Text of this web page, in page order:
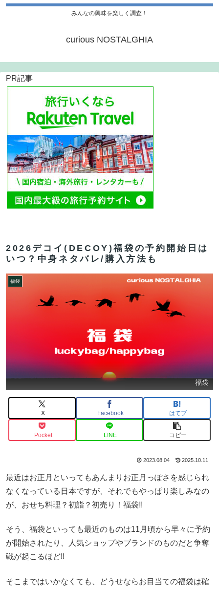
みんなの興味を楽しく調査！
curious NOSTALGHIA
PR記事
2026デコイ(DECOY)福袋の予約開始日は
いつ？中身ネタバレ/購入方法も
福袋
福袋
X Facebook はてブ
Pocket LINE コピー
2023.08.04 2025.10.11
最近はお正月といってもあんまりお正月っぽさを感じられ
なくなっている日本ですが、それでもやっぱり楽しみなの
が、おせち料理？初詣？初売り！福袋!!
そう、福袋といっても最近のものは11月頃から早々に予約
が開始されたり、人気ショップやブランドのものだと争奪
戦が起こるほど!!
そこまではいかなくても、どうせならお目当ての福袋は確